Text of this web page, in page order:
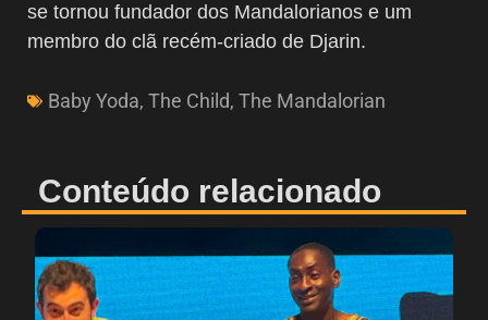
se tornou fundador dos Mandalorianos e um
membro do clã recém-criado de Djarin.
Baby Yoda, The Child, The Mandalorian
Conteúdo relacionado